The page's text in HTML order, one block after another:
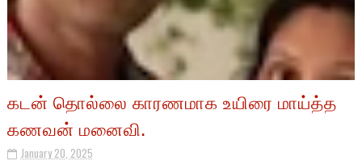
கடன் தொல்லை காரணமாக உயிரை மாய்த்த
கணவன் மனைவி.
January 20, 2025